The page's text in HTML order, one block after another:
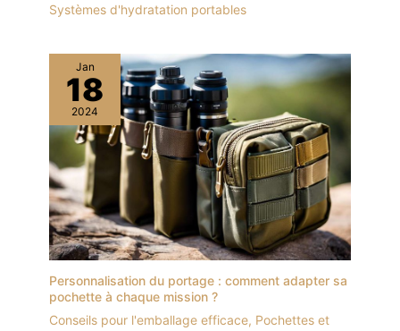
Systèmes d'hydratation portables
Jan
18
2024
Personnalisation du portage : comment adapter sa
pochette à chaque mission ?
Conseils pour l'emballage efficace, Pochettes et